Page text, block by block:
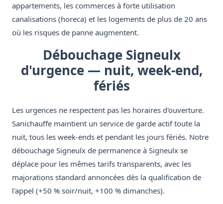
appartements, les commerces à forte utilisation
canalisations (horeca) et les logements de plus de 20 ans
où les risques de panne augmentent.
Débouchage Signeulx
d'urgence — nuit, week-end,
fériés
Les urgences ne respectent pas les horaires d'ouverture.
Sanichauffe maintient un service de garde actif toute la
nuit, tous les week-ends et pendant les jours fériés. Notre
débouchage Signeulx de permanence à Signeulx se
déplace pour les mêmes tarifs transparents, avec les
majorations standard annoncées dès la qualification de
l'appel (+50 % soir/nuit, +100 % dimanches).